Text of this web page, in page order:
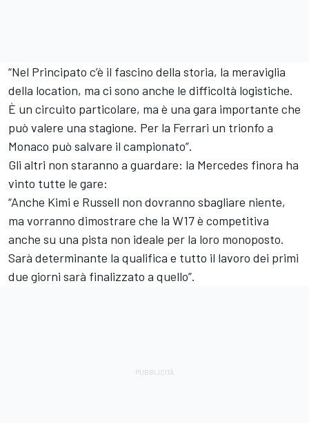
“Nel Principato c’è il fascino della storia, la meraviglia
della location, ma ci sono anche le difficoltà logistiche.
È un circuito particolare, ma è una gara importante che
può valere una stagione. Per la Ferrari un trionfo a
Monaco può salvare il campionato”.
Gli altri non staranno a guardare: la Mercedes finora ha
vinto tutte le gare:
“Anche Kimi e Russell non dovranno sbagliare niente,
ma vorranno dimostrare che la W17 è competitiva
anche su una pista non ideale per la loro monoposto.
Sarà determinante la qualifica e tutto il lavoro dei primi
due giorni sarà finalizzato a quello”.